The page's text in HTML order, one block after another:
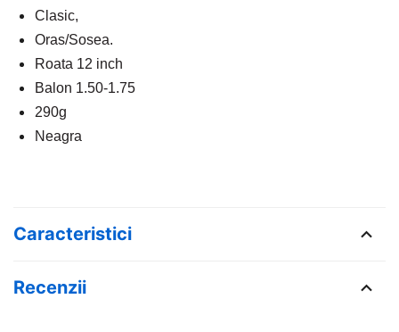
Clasic,
Oras/Sosea.
Roata 12 inch
Balon 1.50-1.75
290g
Neagra
Caracteristici
Recenzii